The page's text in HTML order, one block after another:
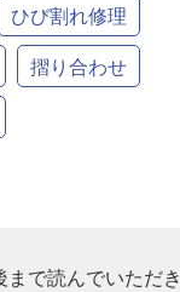
ひび割れ修理
摺り合わせ
まで読んでいただき